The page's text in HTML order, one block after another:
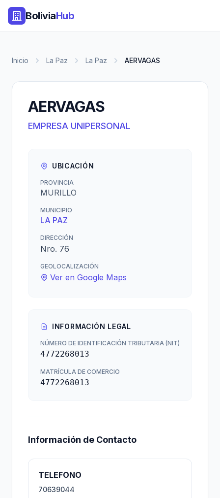
BoliviaHub
Inicio La Paz La Paz AERVAGAS
AERVAGAS
EMPRESA UNIPERSONAL
UBICACIÓN
PROVINCIA
MURILLO
MUNICIPIO
LA PAZ
DIRECCIÓN
Nro. 76
GEOLOCALIZACIÓN
Ver en Google Maps
INFORMACIÓN LEGAL
NÚMERO DE IDENTIFICACIÓN TRIBUTARIA (NIT)
4772268013
MATRÍCULA DE COMERCIO
4772268013
Información de Contacto
TELEFONO
70639044